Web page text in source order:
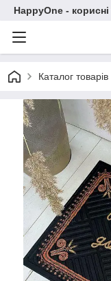
HappyOne -
Каталог товарів